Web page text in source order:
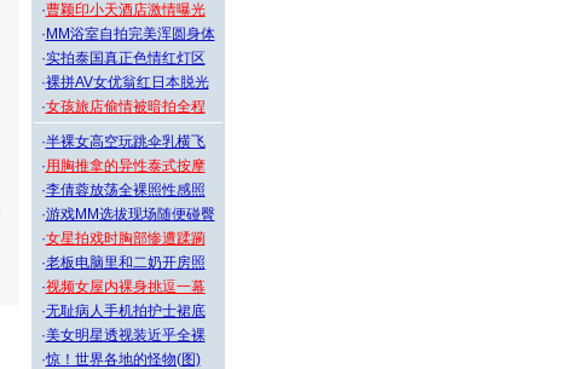
·曹颖印小天酒店激情曝光
· MM浴室自拍完美浑圆身体
·实拍泰国真正色情红灯区
·裸拼AV女优翁红日本脱光
·女孩旅店偷情被暗拍全程
·半裸女高空玩跳伞乳横飞
·用胸推拿的异性泰式按摩
·李倩蓉放荡全裸照性感照
·游戏MM选拔现场随便碰臀
·女星拍戏时胸部惨遭蹂躏
·老板电脑里和二奶开房照
·视频女屋内裸身挑逗一幕
·无耻病人手机拍护士裙底
·美女明星透视装近乎全裸
·惊！世界各地的怪物(图)